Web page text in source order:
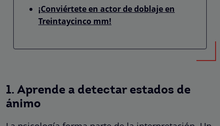
¡Conviértete en actor de doblaje en
Treintaycinco mm!
1. Aprende a detectar estados de
ánimo